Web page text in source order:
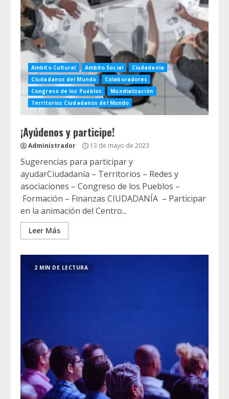
Ambito Cultural Ambito Social
Ciudadanía
Ciudadanos del Mundo
Colaboradores
Congreso de los Pueblos
Mundialización
Territorios Ciudadanos del Mundo
¡Ayúdenos y participe!
Administrador 13 de mayo de 2023
Sugerencias para participar y
ayudarCiudadanía – Territorios – Redes y
asociaciones – Congreso de los Pueblos –
Formación – Finanzas CIUDADANÍA – Participar
en la animación del Centro...
Leer Más
2 MIN DE LECTURA